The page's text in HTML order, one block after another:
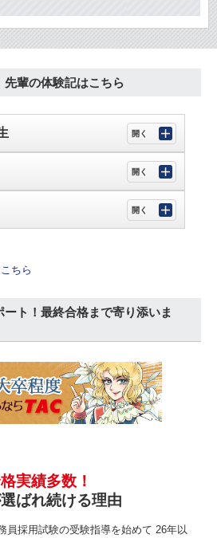
輩の体験記はこちら
ちら
ト！最終合格まで寄り添いま
実績多数！
ばれ続ける理由
員採用試験の受験指導を始めて 26年以